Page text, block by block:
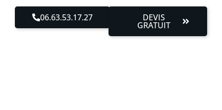
06.63.53.17.27 DEVIS
GRATUIT